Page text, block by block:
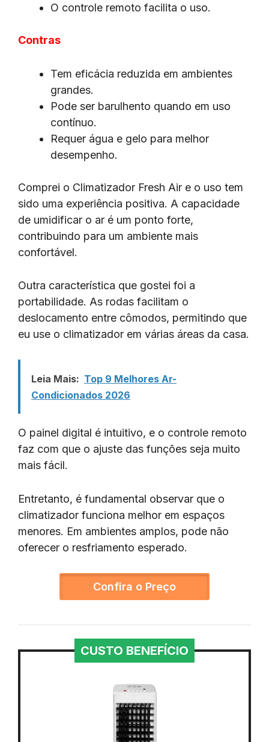
O controle remoto facilita o uso.
Contras
Tem eficácia reduzida em ambientes
grandes.
Pode ser barulhento quando em uso
contínuo.
Requer água e gelo para melhor
desempenho.
Comprei o Climatizador Fresh Air e o uso tem
sido uma experiência positiva. A capacidade
de umidificar o ar é um ponto forte,
contribuindo para um ambiente mais
confortável.
Outra característica que gostei foi a
portabilidade. As rodas facilitam o
deslocamento entre cômodos, permitindo que
eu use o climatizador em várias áreas da casa.
Leia Mais: Top 9 Melhores Ar-
Condicionados 2026
O painel digital é intuitivo, e o controle remoto
faz com que o ajuste das funções seja muito
mais fácil.
Entretanto, é fundamental observar que o
climatizador funciona melhor em espaços
menores. Em ambientes amplos, pode não
oferecer o resfriamento esperado.
Confira o Preço
CUSTO BENEFÍCIO